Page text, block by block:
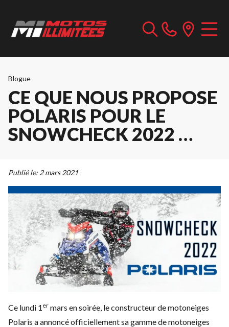
Blogue
CE QUE NOUS PROPOSE
POLARIS POUR LE
SNOWCHECK 2022 …
Publié le: 2 mars 2021
Ce lundi 1 er mars en soirée, le constructeur de motoneiges
Polaris a annoncé officiellement sa gamme de motoneiges